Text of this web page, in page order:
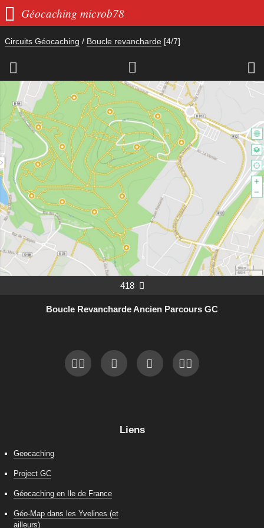
 Géocaching microb78
Circuits Géocaching / Boucle revancharde [4/7]
  
418 
Boucle Revancharde Ancien Parcours GC
Liens
Geocaching
Project GC
Géocaching en Ile de France
Géo-Map dans les Yvelines (et
ailleurs)